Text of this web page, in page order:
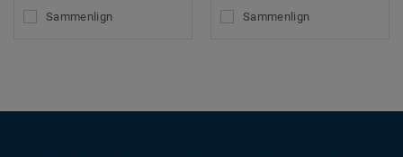
Sammenlign Sammenlign